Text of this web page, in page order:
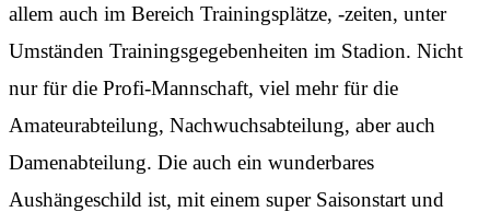
allem auch im Bereich Trainingsplätze, -zeiten, unter
Umständen Trainingsgegebenheiten im Stadion. Nicht
nur für die Profi-Mannschaft, viel mehr für die
Amateurabteilung, Nachwuchsabteilung, aber auch
Damenabteilung. Die auch ein wunderbares
Aushängeschild ist, mit einem super Saisonstart und